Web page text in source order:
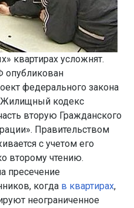
квартирах усложнят.
опубликован
федерального закона
Жилищный кодекс
вторую Гражданского
Правительством
с учетом его
второму чтению.
пресечение
когда в квартирах,
неограниченное